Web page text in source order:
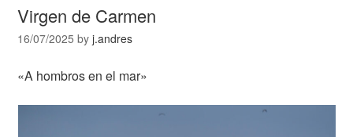
Virgen de Carmen
16/07/2025 byj.andres
«A hombros en el mar»